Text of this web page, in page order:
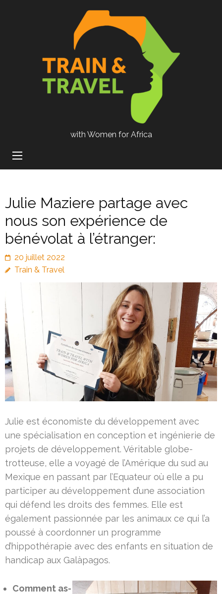
with Women for Africa
Julie Maziere partage avec
nous son expérience de
bénévolat à l’étranger:
20 juillet 2022
Train & Travel
Julie est économiste du développement avec
une spécialisation en conception et ingénierie de
projets de développement. Véritable globe-
trotteuse, elle a voyagé de l’Amérique du sud au
Mexique en passant par l’Equateur où elle a pu
participer au développement d’une association
qui défend les droits des femmes. Elle est
également passionnée par les animaux ce qui l’a
poussé à coordonner un programme
d’hippothérapie avec des enfants en situation de
handicap aux Galàpagos.
Comment as-